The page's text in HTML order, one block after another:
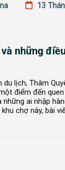
13
những
lịch, Thâm
điểm đến
ai nhập
chợ này, bài